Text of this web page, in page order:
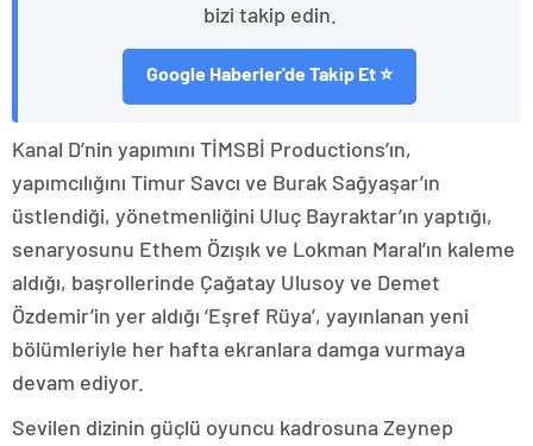
bizi takip edin.
Google Haberler'de Takip Et ⭐
Kanal D’nin yapımını TİMSBİ Productions’ın,
yapımcılığını Timur Savcı ve Burak Sağyaşar’ın
üstlendiği, yönetmenliğini Uluç Bayraktar’ın yaptığı,
senaryosunu Ethem Özışık ve Lokman Maral’ın kaleme
aldığı, başrollerinde Çağatay Ulusoy ve Demet
Özdemir’in yer aldığı ‘Eşref Rüya’, yayınlanan yeni
bölümleriyle her hafta ekranlara damga vurmaya
devam ediyor.
Sevilen dizinin güçlü oyuncu kadrosuna Zeynep